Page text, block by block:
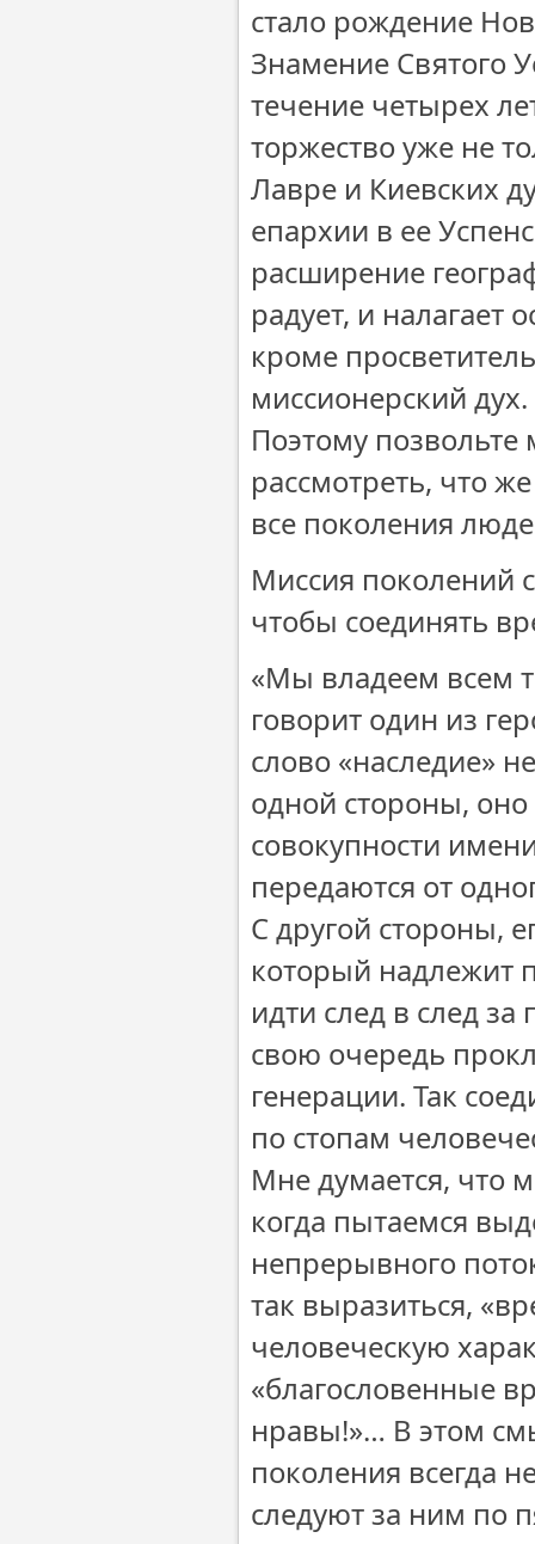
стало рождение
Знамение Святого
течение четырех
торжество уже не
Лавре и Киевских
епархии в ее
расширение
радует, и налагает
кроме
миссионерский дух.
Поэтому
рассмотреть, что
все поколения
Миссия поколений
чтобы соединять
«Мы владеем всем
говорит один из
слово «наследие»
одной стороны, оно
совокупности
передаются от
С другой стороны,
который надлежит
идти след в след
свою очередь
генерации. Так
по стопам
Мне думается, что
когда пытаемся
непрерывного
так выразиться,
человеческую
«благословенные
нравы!»… В этом
поколения всегда
следуют за ним по